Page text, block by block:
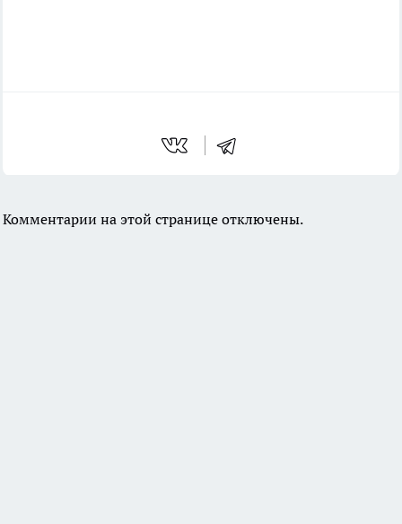
Комментарии на этой странице отключены.